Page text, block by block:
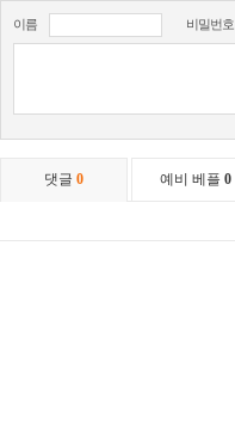
이름 비밀번호
댓글 0 예비 베플 0